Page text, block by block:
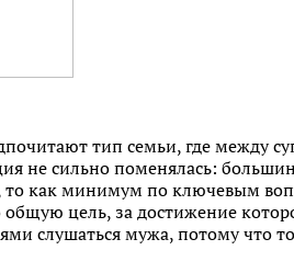
тип семьи, где между
не сильно поменялась:
то как минимум по ключевым
цель, за достижение
слушаться мужа, потому что